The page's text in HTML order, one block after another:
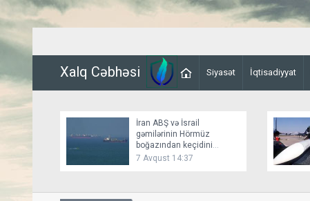
Xalq Cəbhəsi Siyasət İqtisadiyyat
İran ABŞ və İsrail
gəmilərinin Hörmüz
boğazından keçidini
bağlayır
7 Avqust 14:37